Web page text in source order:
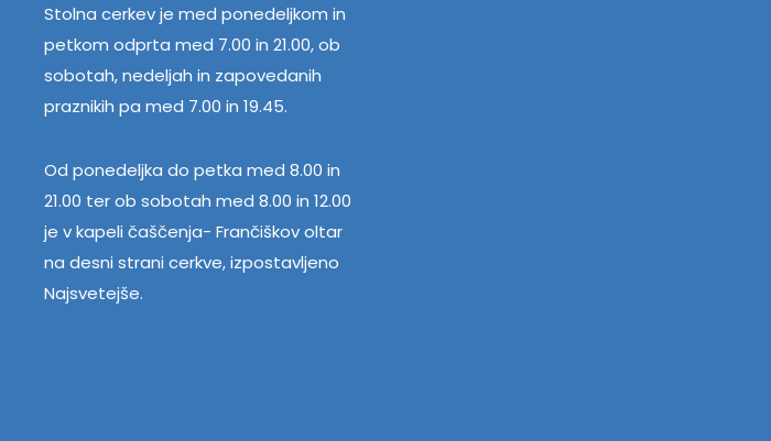
Stolna cerkev je med ponedeljkom in
petkom odprta med 7.00 in 21.00, ob
sobotah, nedeljah in zapovedanih
praznikih pa med 7.00 in 19.45.
Od ponedeljka do petka med 8.00 in
21.00 ter ob sobotah med 8.00 in 12.00
je v kapeli čaščenja- Frančiškov oltar
na desni strani cerkve, izpostavljeno
Najsvetejše.